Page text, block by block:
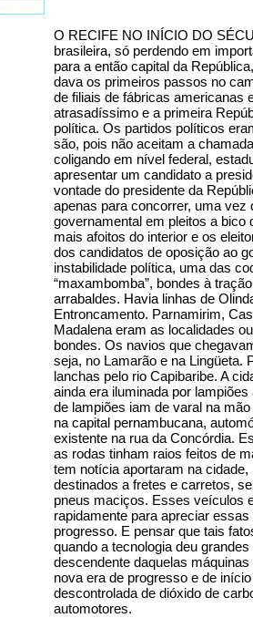
O RECIFE NO INÍCIO DO
brasileira, só perdendo em
para a então capital da
dava os primeiros passos no
de filiais de fábricas americanas
atrasadíssimo e a primeira
política. Os partidos políticos
são, pois não aceitam a
coligando em nível federal,
apresentar um candidato a
vontade do presidente da
apenas para concorrer, uma vez
governamental em pleitos a
mais afoitos do interior e os
dos candidatos de oposição ao
instabilidade política, uma das
“maxambomba”, bondes à
arrabaldes. Havia linhas de
Entroncamento. Parnamirim,
Madalena eram as localidades
bondes. Os navios que
seja, no Lamarão e na Lingüeta.
lanchas pelo rio Capibaribe. A
ainda era iluminada por
de lampiões iam de varal na
na capital pernambucana,
existente na rua da Concórdia.
as rodas tinham raios feitos de
tem notícia aportaram na
destinados a fretes e carretos,
pneus maciços. Esses veículos
rapidamente para apreciar
progresso. E pensar que tais
quando a tecnologia deu
descendente daquelas
nova era de progresso e de
descontrolada de dióxido de
automotores.